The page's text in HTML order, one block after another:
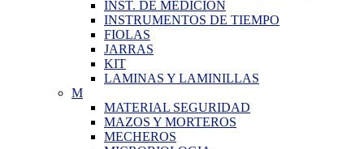
INST. DE MEDICIÓN
INSTRUMENTOS DE TIEMPO
FIOLAS
JARRAS
KIT
LAMINAS Y LAMINILLAS
M
MATERIAL SEGURIDAD
MAZOS Y MORTEROS
MECHEROS